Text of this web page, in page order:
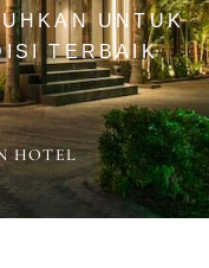
UNTUK
TERBAIK
HOTEL